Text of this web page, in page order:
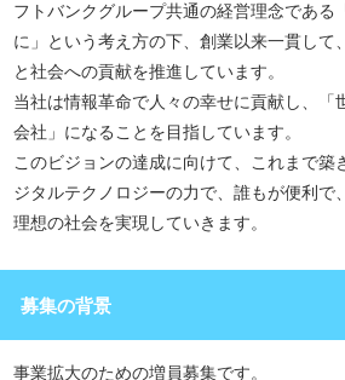
フトバンクグループ共通の経営理念である
に」という考え方の下、創業以来一貫して
と社会への貢献を推進しています。
当社は情報革命で人々の幸せに貢献し、「
会社」になることを目指しています。
このビジョンの達成に向けて、これまで築
ジタルテクノロジーの力で、誰もが便利で
理想の社会を実現していきます。
募集の背景
事業拡大のための増員募集です。